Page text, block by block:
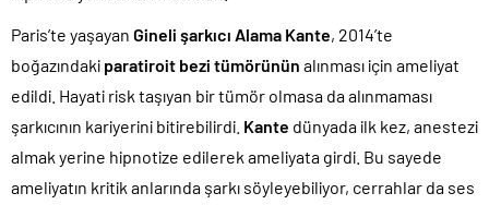
Paris’te yaşayan Gineli şarkıcı Alama Kante, 2014’te
boğazındaki paratiroit bezi tümörünün alınması için ameliyat
edildi. Hayati risk taşıyan bir tümör olmasa da alınmaması
şarkıcının kariyerini bitirebilirdi. Kante dünyada ilk kez, anestezi
almak yerine hipnotize edilerek ameliyata girdi. Bu sayede
ameliyatın kritik anlarında şarkı söyleyebiliyor, cerrahlar da ses